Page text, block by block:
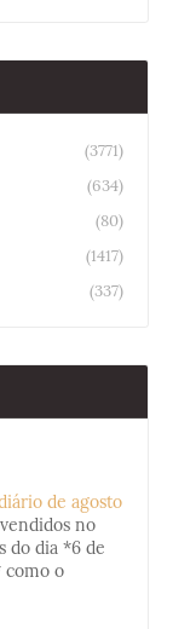
(3771)
(634)
(80)
(1417)
(337)
de agosto
no
do dia *6 de
como o